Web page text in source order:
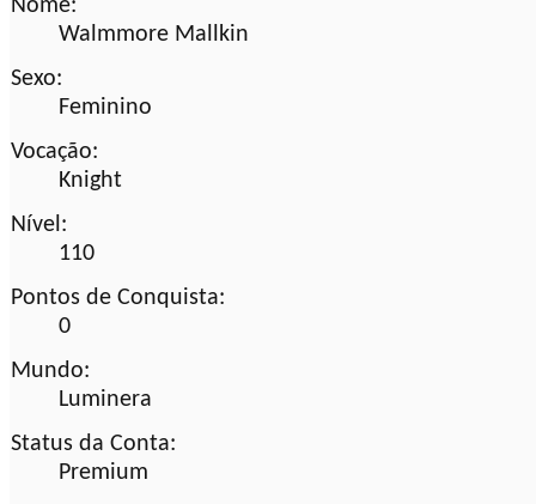
Nome:
Walmmore Mallkin
Sexo:
Feminino
Vocação:
Knight
Nível:
110
Pontos de Conquista:
0
Mundo:
Luminera
Status da Conta:
Premium